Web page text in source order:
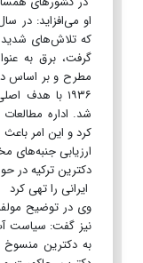
او می‌افزاید: در
که تلاش‌های شدید
گرفت، برق به
مطرح و بر اساس
۱۹۳۶ با هدف
شد. اداره مطالعات
کرد و این امر
ارزیابی جنبه‌های
دکترین ترکیه در
ایرانی را تهی کرد
وی در توضیح
نیز گفت: سیاست آب
به دکترین